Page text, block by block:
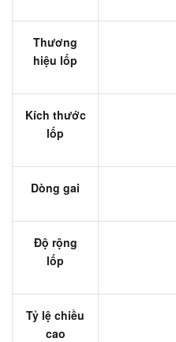
Thương
hiệu lốp
Kích thước
lốp
Dòng gai
Độ rộng
lốp
Tỷ lệ chiều
cao